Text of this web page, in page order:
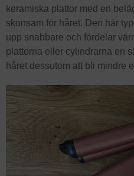
keramiska plattor med en
skonsam för håret. Den här
upp snabbare och fördelar
plattorna eller cylindrarna en
håret dessutom att bli mindre